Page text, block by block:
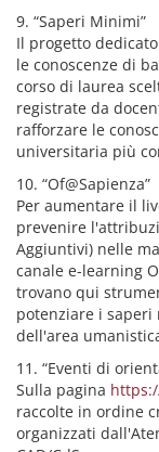
9. “Saperi Minimi”
Il progetto
le conoscenze di
corso di laurea
registrate da
rafforzare le
universitaria più
10. “Of@Sapienza”
Per aumentare il
prevenire
Aggiuntivi) nelle
canale e-learning
trovano qui
potenziare i
dell'area
11. “Eventi di
Sulla pagina
raccolte in ordine
organizzati